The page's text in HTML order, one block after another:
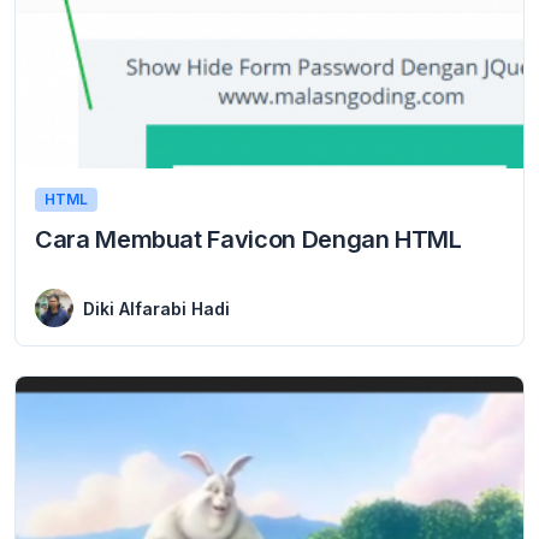
HTML
Cara Membuat Favicon Dengan HTML
Diki Alfarabi Hadi